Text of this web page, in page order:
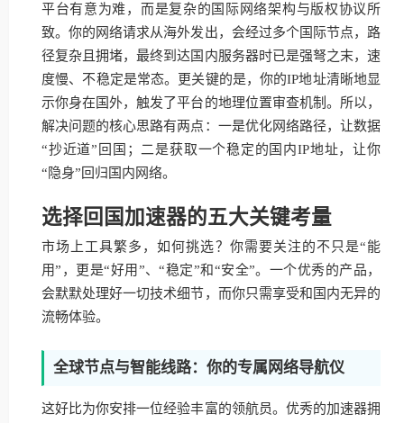
平台有意为难，而是复杂的国际网络架构与版权协议所
致。你的网络请求从海外发出，会经过多个国际节点，路
径复杂且拥堵，最终到达国内服务器时已是强弩之末，速
度慢、不稳定是常态。更关键的是，你的IP地址清晰地显
示你身在国外，触发了平台的地理位置审查机制。所以，
解决问题的核心思路有两点：一是优化网络路径，让数据
“抄近道”回国；二是获取一个稳定的国内IP地址，让你
“隐身”回归国内网络。
选择回国加速器的五大关键考量
市场上工具繁多，如何挑选？你需要关注的不只是“能
用”，更是“好用”、“稳定”和“安全”。一个优秀的产品，
会默默处理好一切技术细节，而你只需享受和国内无异的
流畅体验。
全球节点与智能线路：你的专属网络导航仪
这好比为你安排一位经验丰富的领航员。优秀的加速器拥